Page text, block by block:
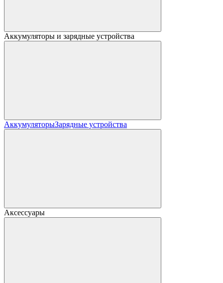
Аккумуляторы и зарядные устройства
АккумуляторыЗарядные устройства
Аксессуары